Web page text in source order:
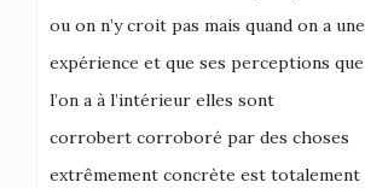
ou on n’y croit pas mais quand on a une
expérience et que ses perceptions que
l’on a à l’intérieur elles sont
corrobert corroboré par des choses
extrêmement concrète est totalement